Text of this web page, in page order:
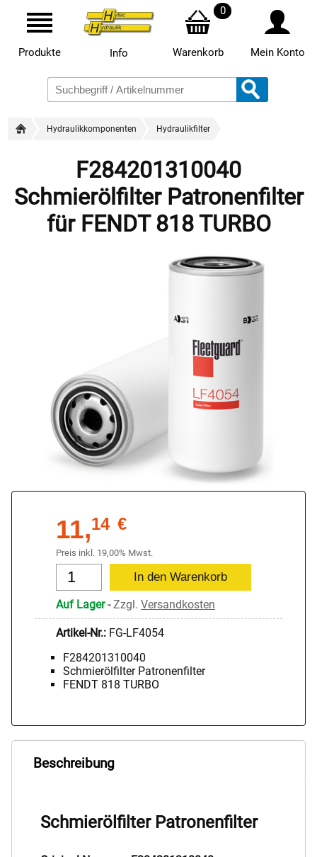
Produkte Info
0
Warenkorb Mein Konto
Hydraulikkomponenten Hydraulikfilter
F284201310040
Schmierölfilter Patronenfilter
für FENDT 818 TURBO
11,14 €
Preis inkl. 19,00% Mwst.
Auf Lager-Zzgl. Versandkosten
Artikel-Nr.: FG-LF4054
F284201310040
Schmierölfilter Patronenfilter
FENDT 818 TURBO
Beschreibung
Schmierölfilter Patronenfilter